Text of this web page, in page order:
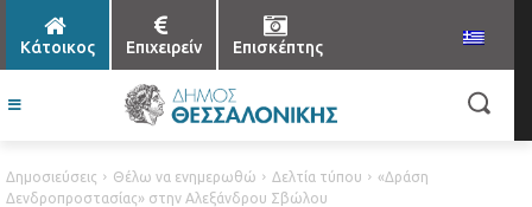
Κάτοικος Επιχειρείν Επισκέπτης
Δημοσιεύσεις Θέλω να ενημερωθώ Δελτία τύπου
«Δράση
Δενδροπροστασίας» στην Αλεξάνδρου Σβώλου